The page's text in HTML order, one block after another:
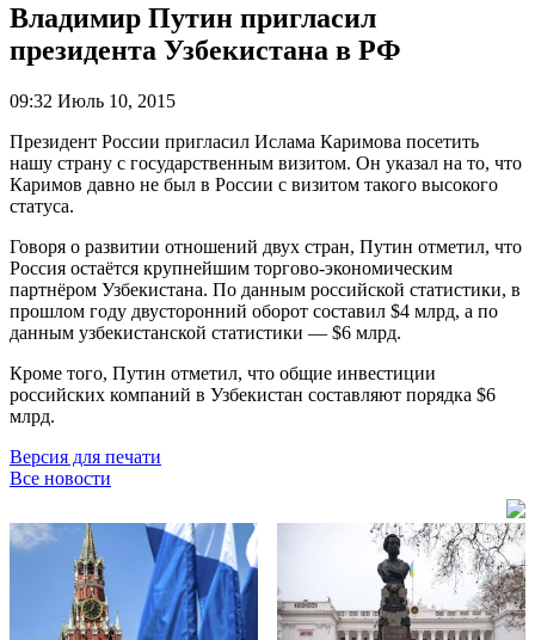
Владимир Путин пригласил
президента Узбекистана в РФ
09:32 Июль 10, 2015
Президент России пригласил Ислама Каримова посетить
нашу страну с государственным визитом. Он указал на то, что
Каримов давно не был в России с визитом такого высокого
статуса.
Говоря о развитии отношений двух стран, Путин отметил, что
Россия остаётся крупнейшим торгово-экономическим
партнёром Узбекистана. По данным российской статистики, в
прошлом году двусторонний оборот составил $4 млрд, а по
данным узбекистанской статистики — $6 млрд.
Кроме того, Путин отметил, что общие инвестиции
российских компаний в Узбекистан составляют порядка $6
млрд.
Версия для печати
Все новости